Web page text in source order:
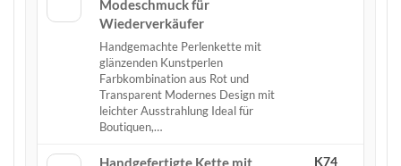
Modeschmuck für
Wiederverkäufer
Handgemachte Perlenkette mit
glänzenden Kunstperlen
Farbkombination aus Rot und
Transparent Modernes Design mit
leichter Ausstrahlung Ideal für
Boutiquen,…
Handgefertigte Kette mit
K74